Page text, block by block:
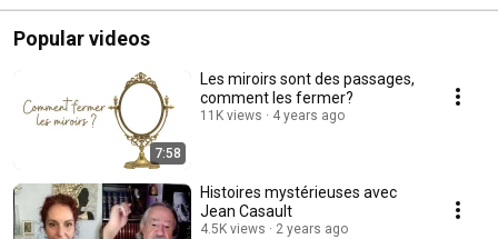
#experience
Popular videos
7:58
Les miroirs sont des passages,
comment les fermer?
11K views 4 years ago
Histoires mystérieuses avec
Jean Casault
4.5K views 2 years ago